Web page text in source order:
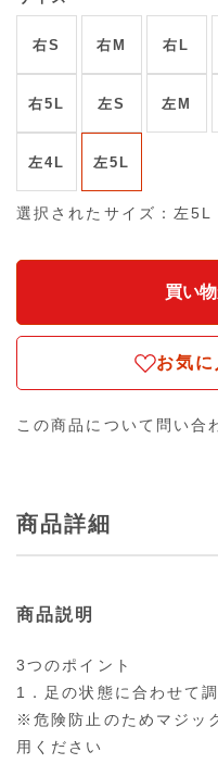
右S 右M 右L
右5L 左S 左M
左4L 左5L
選択されたサイズ：左5L
お気に
この商品について問い合
商品詳細
商品説明
3つのポイント
1．足の状態に合わせて
※危険防止のためマジッ
用ください